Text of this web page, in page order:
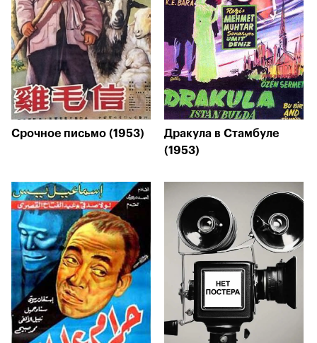
Срочное письмо (1953)
Дракула в Стамбуле
(1953)